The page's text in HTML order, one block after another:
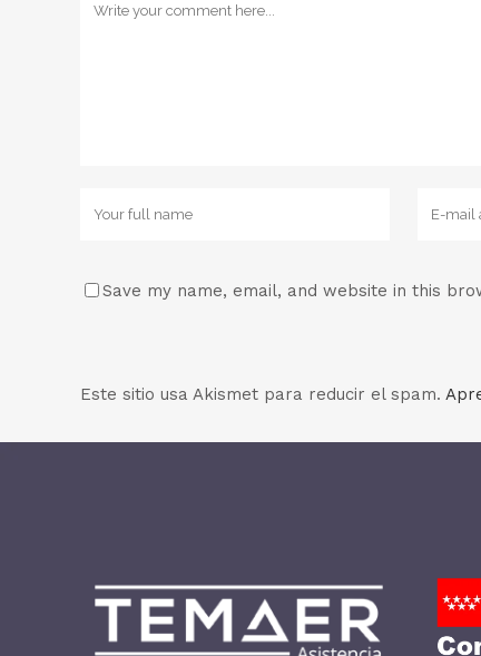
Save my name, email, and website in this
Este sitio usa Akismet para reducir el spam.